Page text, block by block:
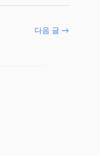
다음 글 →